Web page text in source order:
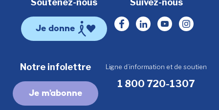
Soutenez-nous
Je donne
Suivez-nous
Facebook
LinkedinYoutube
Notre infolettre
Je m’abonne
Ligne d’information et de soutien
1 800 720-1307